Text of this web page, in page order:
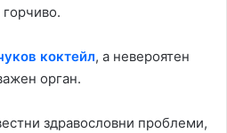
коктейл, а невероятен
орган.
здравословни проблеми,